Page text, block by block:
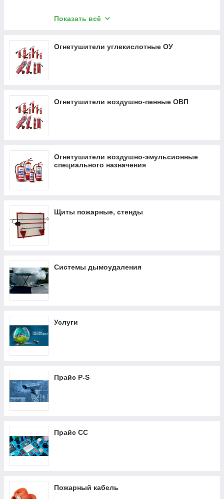
Показать всё
Огнетушители углекислотные ОУ
Огнетушители воздушно-пенные ОВП
Огнетушители воздушно-эмульсионные
специального назначения
Щиты пожарные, стенды
Системы дымоудаления
Услуги
Прайс P-S
Прайс CC
Пожарный кабель